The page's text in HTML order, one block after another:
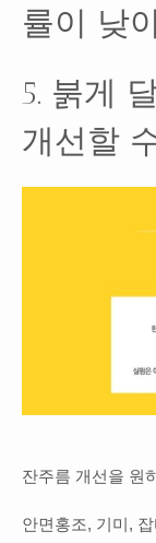
률이 낮
5. 붉게
개선할
잔주름 개선을 원
안면홍조, 기미,